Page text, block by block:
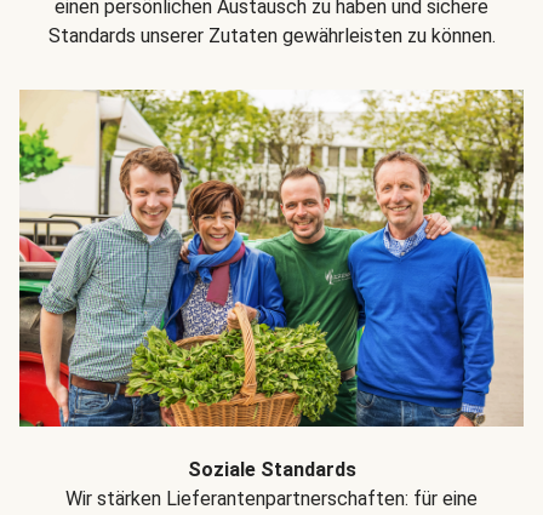
einen persönlichen Austausch zu haben und sichere
Standards unserer Zutaten gewährleisten zu können.
Soziale Standards
Wir stärken Lieferantenpartnerschaften: für eine